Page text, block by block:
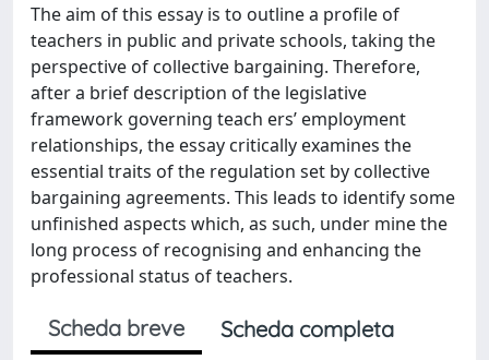
The aim of this essay is to outline a profile of
teachers in public and private schools, taking the
perspective of collective bargaining. Therefore,
after a brief description of the legislative
framework governing teach ers’ employment
relationships, the essay critically examines the
essential traits of the regulation set by collective
bargaining agreements. This leads to identify some
unfinished aspects which, as such, under mine the
long process of recognising and enhancing the
professional status of teachers.
Scheda breve
Scheda completa